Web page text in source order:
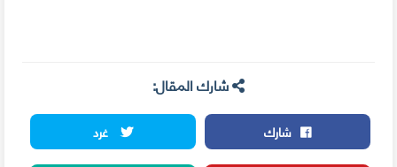
شارك المقال:
شارك
غرد